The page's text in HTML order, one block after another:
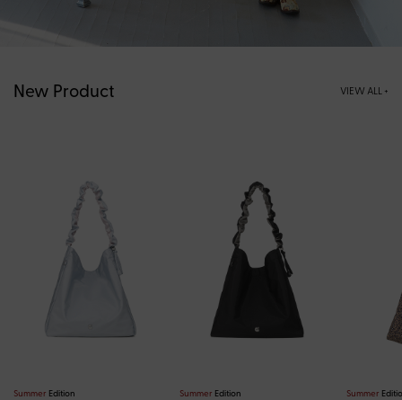
New Product VIEW ALL +
Summer Edition Summer Edition Summer